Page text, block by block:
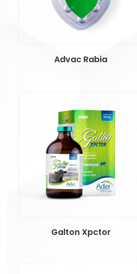
Advac Rabia
Galton Xpctor